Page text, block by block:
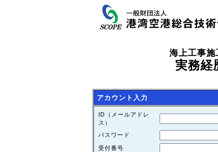
海上工事
実務経
アカウント入力
ID（メールアドレ
ス）
パスワード
受付番号